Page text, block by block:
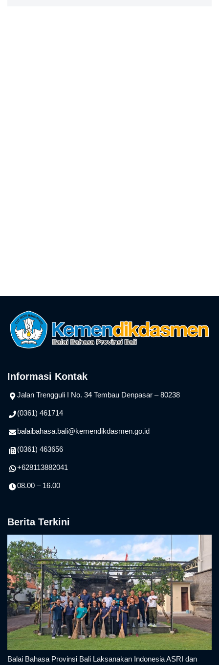
Informasi Kontak
Jalan Trengguli I No. 34 Tembau Denpasar – 80238
(0361) 461714
balaibahasa.bali@kemendikdasmen.go.id
(0361) 463656
+628113882041
08.00 – 16.00
Berita Terkini
Balai Bahasa Provinsi Bali Laksanakan Indonesia ASRI dan